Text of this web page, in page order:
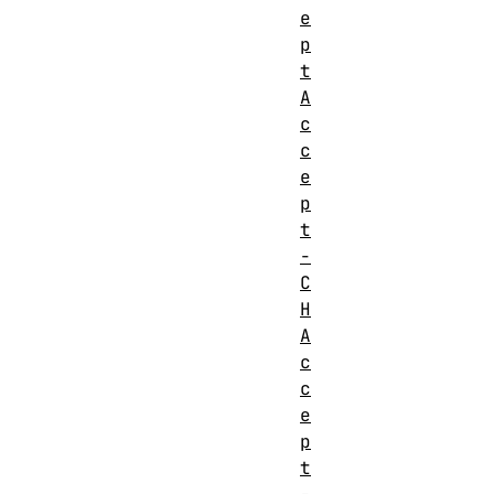
Forbidden
request
header
CORS-
safelisted
response
header
CORS-
safelisted
e
p
t
A
c
c
e
p
t
-
C
H
A
c
c
e
p
t